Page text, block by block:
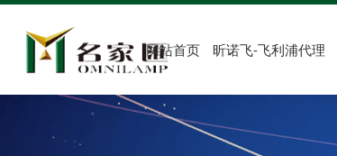
网站首页 昕诺飞-飞利浦代理